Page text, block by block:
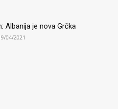
Albanija je nova Grčka
04/2021